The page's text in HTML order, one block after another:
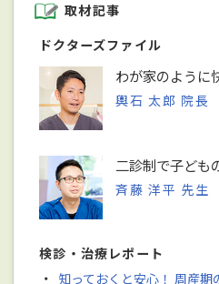
取材記事
ドクターズファイル
わが家のように
輿石 太郎 院長
二診制で子ども
斉藤 洋平 先生
検診・治療レポート
・ 知っておくと安心！ 周産期